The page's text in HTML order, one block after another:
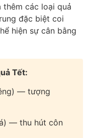
thêm các loại quả
đặc biệt coi
hiện sự cân bằng
Tết:
— tượng
— thu hút côn